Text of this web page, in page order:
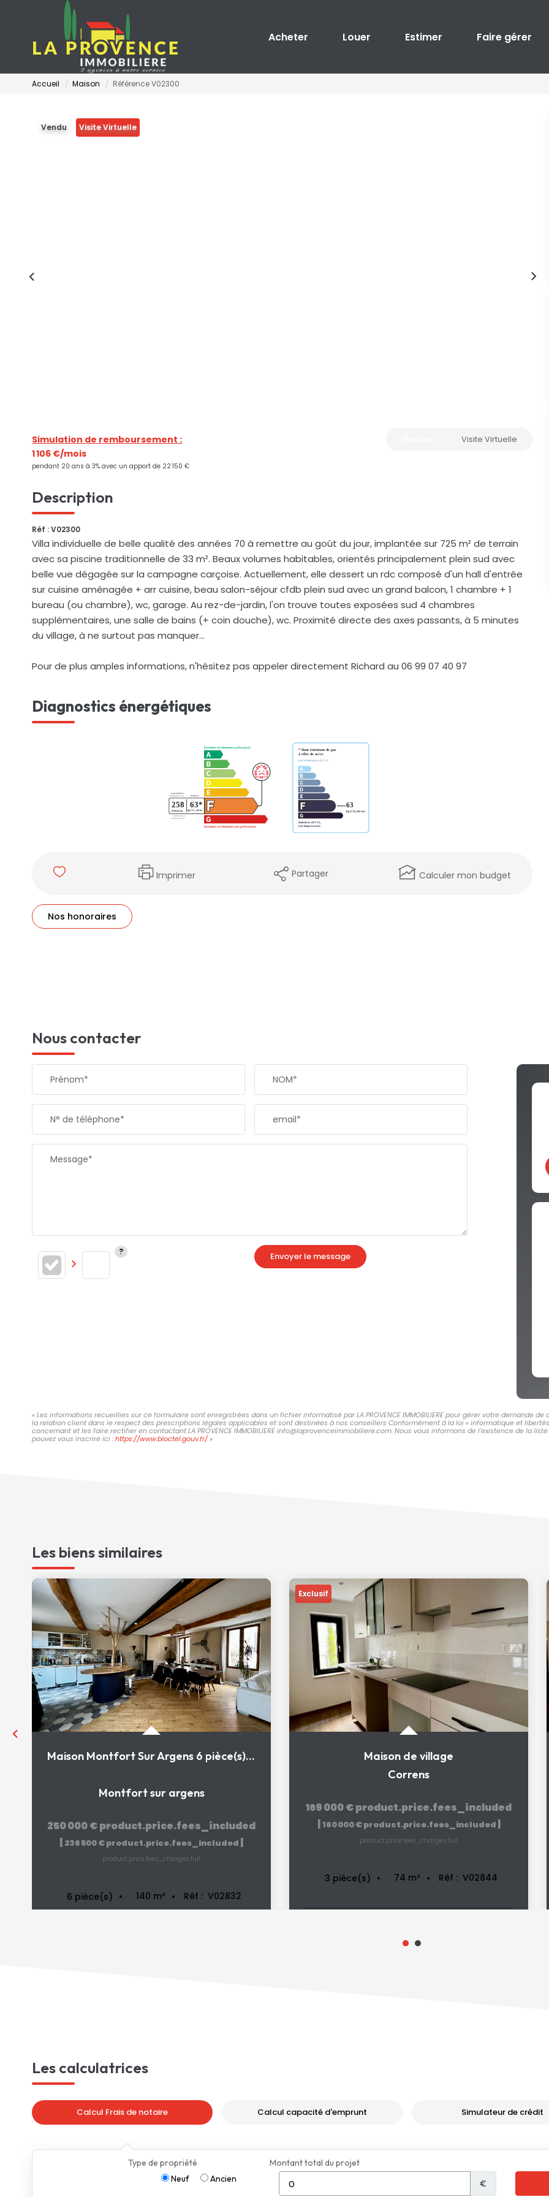
Acheter Louer Estimer Faire gérer
Accueil Maison Référence V02300
Vendu Visite Virtuelle
Simulation de remboursement :
1 106 €/mois
pendant 20 ans à 3% avec un apport de 22 150 €
Visite Virtuelle
Description
Réf : V02300
Villa individuelle de belle qualité des années 70 à remettre au goût du jour, implantée sur 725 m² de terrain
avec sa piscine traditionnelle de 33 m². Beaux volumes habitables, orientés principalement plein sud avec
belle vue dégagée sur la campagne carçoise. Actuellement, elle dessert un rdc composé d'un hall d'entrée
sur cuisine aménagée + arr cuisine, beau salon-séjour cfdb plein sud avec un grand balcon, 1 chambre + 1
bureau (ou chambre), wc, garage. Au rez-de-jardin, l'on trouve toutes exposées sud 4 chambres
supplémentaires, une salle de bains (+ coin douche), wc. Proximité directe des axes passants, à 5 minutes
du village, à ne surtout pas manquer...
Pour de plus amples informations, n'hésitez pas appeler directement Richard au 06 99 07 40 97
Diagnostics énergétiques
Imprimer Partager Calculer mon budget
Nos honoraires
Nous contacter
Prénom* NOM*
N° de téléphone* email*
Message*
Envoyer le message
« Les informations recueillies sur ce formulaire sont enregistrées dans un fichier informatisé par LA PROVENCE IMMOBILIERE pour gérer votre demande
la relation client dans le respect des prescriptions légales applicables et sont destinées à nos conseillers Conformément à la loi « informatique et
concernant et les faire rectifier en contactant LA PROVENCE IMMOBILIERE info@laprovenceimmobiliere.com. Nous vous informons de l'existence de la
pouvez vous inscrire ici : https://www.bloctel.gouv.fr/»
Les biens similaires
Maison Montfort Sur Argens 6 pièce(s) 140 m2
Montfort sur argens
250 000 €product.price.fees_included
| 236 500 €product.price.fees_included |
product.price.fees_charges.full
6 pièce(s) 140 m² Réf : V02832
Exclusif
Maison de village
Correns
169 000 €product.price.fees_included
|160 000 € product.price.fees_included |
product.price.fees_charges.full
3 pièce(s) 74 m² Réf : V02844
Les calculatrices
Calcul Frais de notaire Calcul capacité d'emprunt Simulateur de crédit